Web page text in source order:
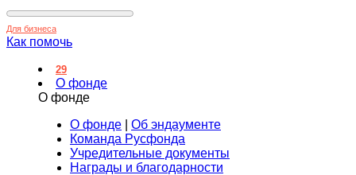
Для бизнеса
Как помочь
29
О фонде
О фонде
О фонде
Об эндаументе
Команда Русфонда
Учредительные документы
Награды и благодарности